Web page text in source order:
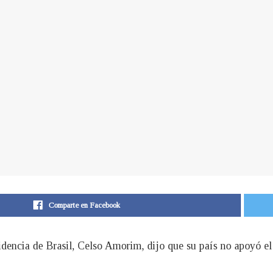
Comparte en Facebook
de Brasil, Celso Amorim, dijo que su país no apoyó